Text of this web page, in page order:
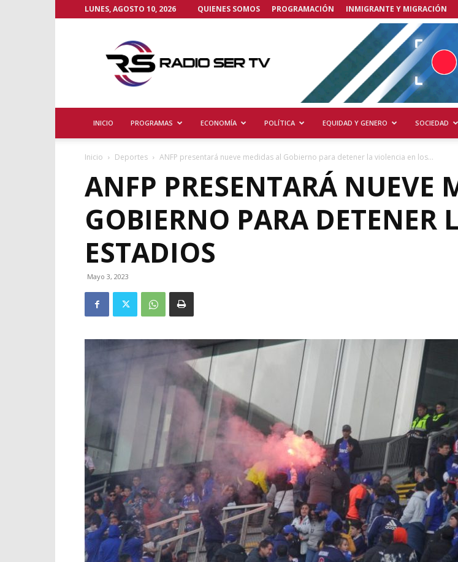
LUNES, AGOSTO 10, 2026 QUIENES SOMOS PROGRAMACIÓN INMIGRANTE Y MIGRACIÓN
TV
INICIO PROGRAMAS ECONOMÍA POLÍTICA EQUIDAD Y GENERO SOCIEDAD
Inicio Deportes ANFP presentará nueve medidas al Gobierno para detener la violencia en los...
ANFP PRESENTARÁ NUEVE
GOBIERNO PARA DETENER
ESTADIOS
Mayo 3, 2023